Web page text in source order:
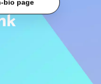
bio page